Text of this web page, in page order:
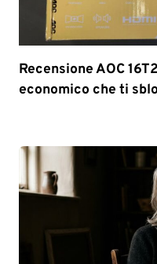
Recensione AOC
economico che ti